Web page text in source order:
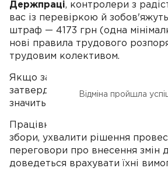
Держпраці, контролери з
вас із перевіркою й
штраф — 4173 грн (одна
нові правила трудового
трудовим колективом.
Якщо за фактом перерви
затверджено в ПВТР, і
значить погодився на такий
Працівники можуть здійняти
збори, ухвалити рішення
переговори про внесення змін
доведеться врахувати їхні
Відміна пройшла